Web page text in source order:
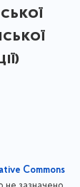
Commons